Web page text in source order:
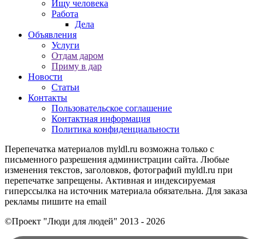
Ищу человека
Работа
Дела
Объявления
Услуги
Отдам даром
Приму в дар
Новости
Статьи
Контакты
Пользовательское соглашение
Контактная информация
Политика конфиденциальности
Перепечатка материалов myldl.ru возможна только с
письменного разрешения администрации сайта. Любые
изменения текстов, заголовков, фотографий myldl.ru при
перепечатке запрещены. Активная и индексируемая
гиперссылка на источник материала обязательна. Для заказа
рекламы пишите на еmail
©Проект "Люди для людей" 2013 - 2026